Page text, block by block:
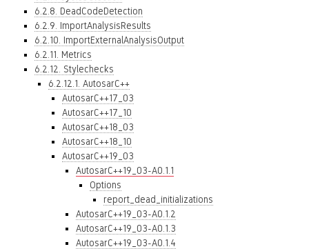
6.2.8. DeadCodeDetection
6.2.9. ImportAnalysisResults
6.2.10. ImportExternalAnalysisOutput
6.2.11. Metrics
6.2.12. Stylechecks
6.2.12.1. AutosarC++
AutosarC++17_03
AutosarC++17_10
AutosarC++18_03
AutosarC++18_10
AutosarC++19_03
AutosarC++19_03-A0.1.1
Options
report_dead_initializations
AutosarC++19_03-A0.1.2
AutosarC++19_03-A0.1.3
AutosarC++19_03-A0.1.4